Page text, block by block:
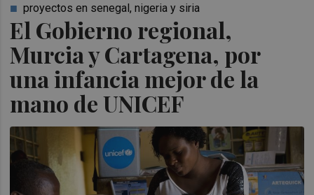
El Gobierno regional,
Murcia y Cartagena, por
una infancia mejor de la
mano de UNICEF
proyectos en senegal, nigeria y siria